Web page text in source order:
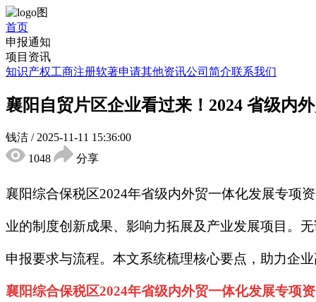
首页
申报通知
项目资讯
知识产权工商注册软著申请其他资讯公司简介联系我们
襄阳自贸片区企业看过来！2024 省级内
钱洁 / 2025-11-11 15:36:00
1048
分享
襄阳综合保税区2024年省级内外贸一体化发展专项
业的制度创新成果、影响力拓展及产业发展项目。
申报要求与流程。本文系统梳理核心要点，助力企
襄阳综合保税区2024年省级内外贸一体化发展专项